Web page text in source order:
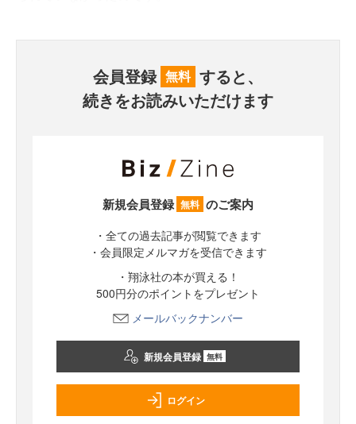
会員登録 無料 すると、
続きをお読みいただけます
新規会員登録 無料 のご案内
・全ての過去記事が閲覧できます
・会員限定メルマガを受信できます
・翔泳社の本が買える！
500円分のポイントをプレゼント
メールバックナンバー
新規会員登録 無料
ログイン